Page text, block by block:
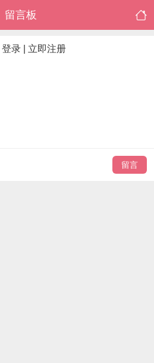
留言板
登录 立即注册
留言